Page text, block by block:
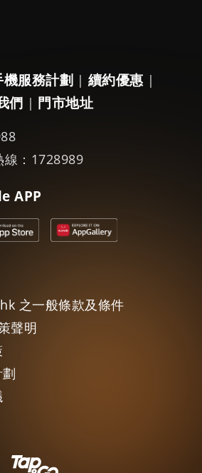
機服務計劃 | 續約優惠 |
們 | 門市地址
線：1728989
APP
之一般條款及條件
聲明